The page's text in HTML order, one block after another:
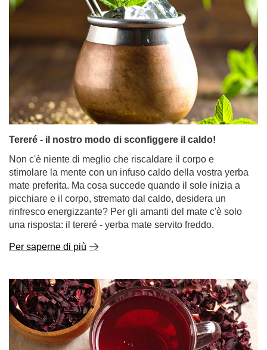
Tereré - il nostro modo di sconfiggere il caldo!
Non c'è niente di meglio che riscaldare il corpo e
stimolare la mente con un infuso caldo della vostra yerba
mate preferita. Ma cosa succede quando il sole inizia a
picchiare e il corpo, stremato dal caldo, desidera un
rinfresco energizzante? Per gli amanti del mate c'è solo
una risposta: il tereré - yerba mate servito freddo.
Per saperne di più